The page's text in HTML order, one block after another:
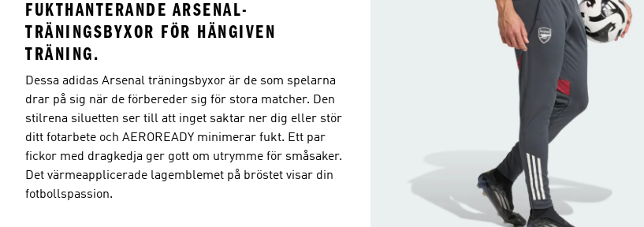
Modellens storlek
FUKTHANTERANDE ARSENAL-
TRÄNINGSBYXOR FÖR HÄNGIVEN
TRÄNING.
Dessa adidas Arsenal träningsbyxor är de som spelarna
drar på sig när de förbereder sig för stora matcher. Den
stilrena siluetten ser till att inget saktar ner dig eller stör
ditt fotarbete och AEROREADY minimerar fukt. Ett par
fickor med dragkedja ger gott om utrymme för småsaker.
Det värmeapplicerade lagemblemet på bröstet visar din
fotbollspassion.